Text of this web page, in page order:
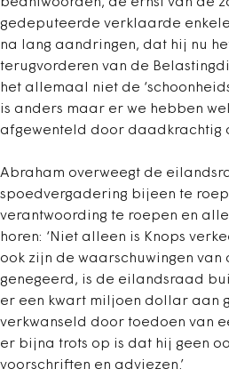
gedeputeerde verklaarde
na lang aandringen, dat hij nu
terugvorderen van de
het allemaal niet de
is anders maar er we hebben
afgewenteld door daadkrachtig
Abraham overweegt de
spoedvergadering bijeen te
verantwoording te roepen en
horen: ‘Niet alleen is Knops
ook zijn de waarschuwingen van
genegeerd, is de eilandsraad
er een kwart miljoen dollar aan
verkwanseld door toedoen van
er bijna trots op is dat hij geen
voorschriften en adviezen.’